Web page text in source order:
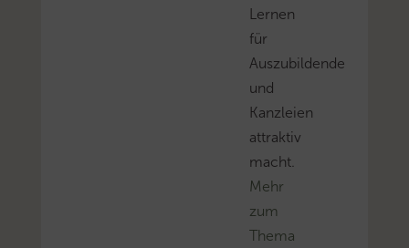
Lernen
für
Auszubildende
und
Kanzleien
attraktiv
macht.
Mehr
zum
Thema